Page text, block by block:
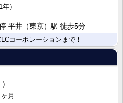
年）
平井（東京）駅 徒歩5分
コーポレーションまで！
月